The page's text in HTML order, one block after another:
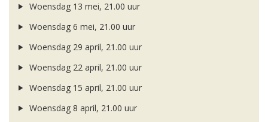
Woensdag 13 mei, 21.00 uur
Woensdag 6 mei, 21.00 uur
Woensdag 29 april, 21.00 uur
Woensdag 22 april, 21.00 uur
Woensdag 15 april, 21.00 uur
Woensdag 8 april, 21.00 uur